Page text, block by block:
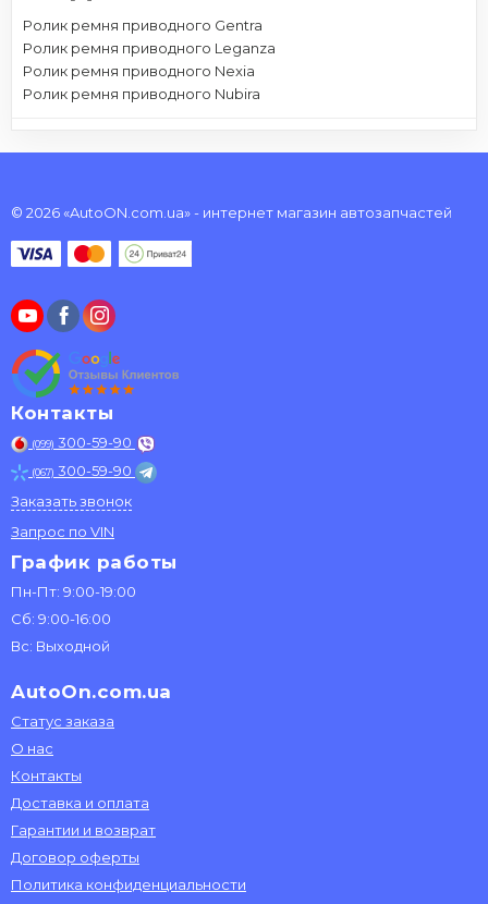
Ролик ремня приводного Gentra
Ролик ремня приводного Leganza
Ролик ремня приводного Nexia
Ролик ремня приводного Nubira
© 2026 «AutoON.com.ua» - интернет магазин автозапчастей
Контакты
(099) 300-59-90
(067) 300-59-90
Заказать звонок
Запрос по VIN
График работы
Пн-Пт: 9:00-19:00
Сб: 9:00-16:00
Вс: Выходной
AutoOn.com.ua
Статус заказа
О нас
Контакты
Доставка и оплата
Гарантии и возврат
Договор оферты
Политика конфиденциальности